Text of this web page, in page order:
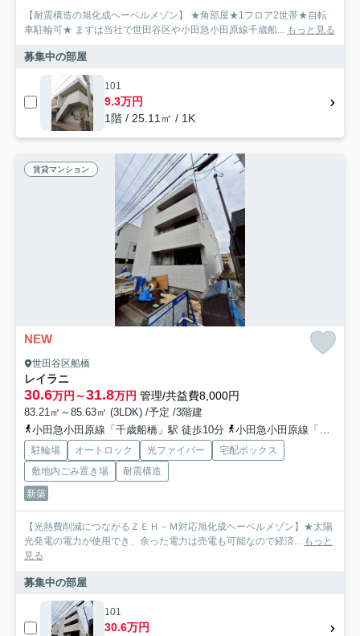
【耐震構造の旭化成ヘーベルメゾン】 ★角部屋★1フロア2世帯★自転
車駐輪可★ まずは当社で世田谷区や小田急小田原線千歳船... もっと見る
募集中の部屋
101
9.3万円
1階 / 25.11㎡ / 1K
賃貸マンション
NEW
世田谷区船橋
レイラニ
30.6万円～31.8万円 管理/共益費8,000円
83.21㎡～85.63㎡ (3LDK) /予定 /3階建
小田急小田原線「千歳船橋」駅 徒歩10分
小田急小田原線「祖師ヶ谷大蔵」駅 徒歩18分
駐輪場 オートロック 光ファイバー
宅配ボックス
敷地内ごみ置き場
耐震構造
新築
【光熱費削減につながるＺＥＨ－Ｍ対応旭化成ヘーベルメゾン】★太陽
光発電の電力が使用でき、余った電力は売電も可能なので経済... もっと
見る
募集中の部屋
101
30.6万円